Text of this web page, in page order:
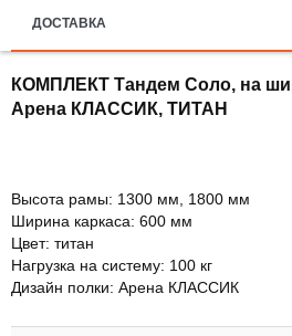
ДОСТАВКА
КОМПЛЕКТ Тандем Соло, на
Арена КЛАССИК, ТИТАН
Высота рамы: 1300 мм, 1800 мм
Ширина каркаса: 600 мм
Цвет: титан
Нагрузка на систему: 100 кг
Дизайн полки: Арена КЛАССИК